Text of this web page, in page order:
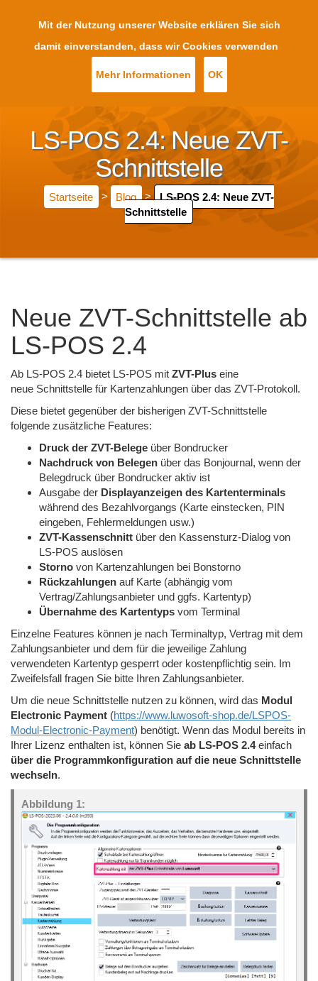
Mit der Nutzung unserer Website erklären Sie sich
damit einverstanden, dass wir Cookies verwenden
Mehr Informationen OK
LS-POS 2.4: Neue ZVT-
Schnittstelle
Startseite > Blog >
LS-POS 2.4: Neue ZVT-
Schnittstelle
Neue ZVT-Schnittstelle ab
LS-POS 2.4
Ab LS-POS 2.4 bietet LS-POS mit ZVT-Plus eine
neue Schnittstelle für Kartenzahlungen über das ZVT-Protokoll.
Diese bietet gegenüber der bisherigen ZVT-Schnittstelle
folgende zusätzliche Features:
Druck der ZVT-Belege über Bondrucker
Nachdruck von Belegen über das Bonjournal, wenn der
Belegdruck über Bondrucker aktiv ist
Ausgabe der Displayanzeigen des Kartenterminals
während des Bezahlvorgangs (Karte einstecken, PIN
eingeben, Fehlermeldungen usw.)
ZVT-Kassenschnitt über den Kassensturz-Dialog von
LS-POS auslösen
Storno von Kartenzahlungen bei Bonstorno
Rückzahlungen auf Karte (abhängig vom
Vertrag/Zahlungsanbieter und ggfs. Kartentyp)
Übernahme des Kartentyps vom Terminal
Einzelne Features können je nach Terminaltyp, Vertrag mit dem
Zahlungsanbieter und dem für die jeweilige Zahlung
verwendeten Kartentyp gesperrt oder kostenpflichtig sein. Im
Zweifelsfall fragen Sie bitte Ihren Zahlungsanbieter.
Um die neue Schnittstelle nutzen zu können, wird das Modul
Electronic Payment (https://www.luwosoft-shop.de/LSPOS-
Modul-Electronic-Payment) benötigt. Wenn das Modul bereits in
Ihrer Lizenz enthalten ist, können Sie ab LS-POS 2.4einfach
über die Programmkonfiguration auf die neue Schnittstelle
wechseln.